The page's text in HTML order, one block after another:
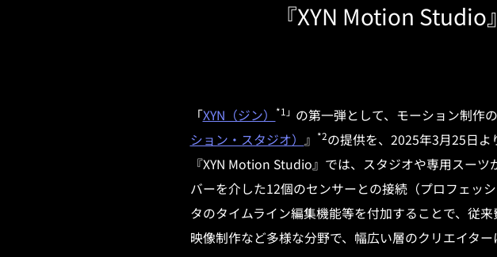
『XYN Motion
「XYN（ジン） *1」 の第一弾として、モーション制作
ション・スタジオ） 』 *2の提供を、2025年3月25日よ
『XYN Motion Studio』では、スタジオや専用スーツ
バーを介した12個のセンサーとの接続（プロフェッシ
タのタイムライン編集機能等を付加することで、従
映像制作など多様な分野で、幅広い層のクリエイター